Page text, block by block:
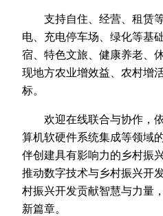
支持自住、经营、租赁等
电、充电停车场、绿化等基
宿、特色文旅、健康养老、
现地方农业增效益、农村增
标。
欢迎在线联合与协作，依
算机软硬件系统集成等领域
伴创建具有影响力的乡村振
推动数字技术与乡村振兴开
村振兴开发贡献智慧与力量
新篇章。